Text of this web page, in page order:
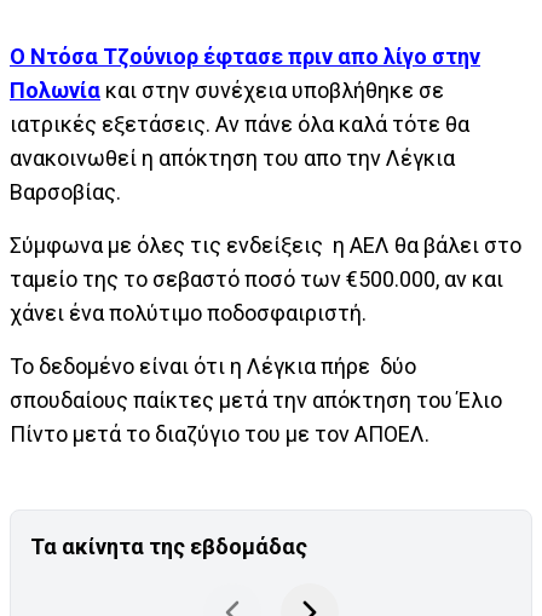
Ο Ντόσα Τζούνιορ έφτασε πριν απο λίγο στην
Πολωνία και στην συνέχεια υποβλήθηκε σε
ιατρικές εξετάσεις. Αν πάνε όλα καλά τότε θα
ανακοινωθεί η απόκτηση του απο την Λέγκια
Βαρσοβίας.
Σύμφωνα με όλες τις ενδείξεις η ΑΕΛ θα βάλει στο
ταμείο της το σεβαστό ποσό των €500.000, αν και
χάνει ένα πολύτιμο ποδοσφαιριστή.
Το δεδομένο είναι ότι η Λέγκια πήρε δύο
σπουδαίους παίκτες μετά την απόκτηση του Έλιο
Πίντο μετά το διαζύγιο του με τον ΑΠΟΕΛ.
Τα ακίνητα της εβδομάδας